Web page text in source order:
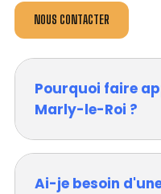
NOUS CONTACTER
Pourquoi faire
Marly-le-Roi ?
Ai-je besoin